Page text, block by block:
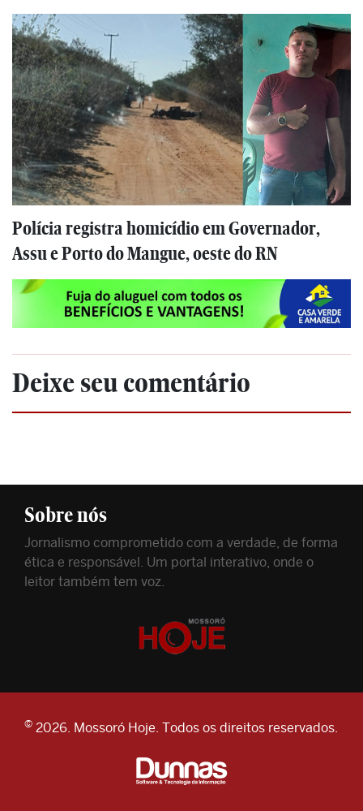
Polícia registra homicídio em Governador,
Assu e Porto do Mangue, oeste do RN
Deixe seu comentário
Sobre nós
Jornalismo comprometido com a verdade, de forma
ética e responsável. Um portal interativo, onde o
leitor também tem voz.
© 2026. Mossoró Hoje. Todos os direitos reservados.